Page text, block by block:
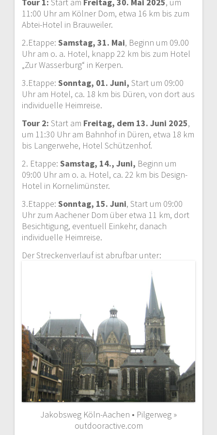
Tour 1: Start am Freitag, 30. Mai 2025, um
11:00 Uhr am Kölner Dom, etwa 16 km bis zum
Abtei-Hotel in Brauweiler.
2.Etappe: Samstag, 31. Mai, Beginn um 09.00
Uhr am o. a. Hotel, knapp 22 km bis zum Hotel
„Zur Wasserburg“ in Kerpen.
3.Etappe: Sonntag, 01. Juni, Start um 09:00
Uhr am Hotel, ca. 18 km bis Düren, von dort aus
individuelle Heimreise.
Tour 2: Start am Freitag, dem 13. Juni 2025,
um 11:30 Uhr am Bahnhof in Düren, etwa 18 km
bis Langerwehe, Hotel Schützenhof.
2. Etappe: Samstag, 14., Juni, Beginn um
09:00 Uhr am o. a. Hotel, ca. 22 km bis Design-
Hotel in Kornelimünster.
3.Etappe: Sonntag, 15. Juni, Start um 09:00
Uhr zum Aachener Dom über etwa 11 km, dort
Besichtigung, eventuell Einkehr, danach
individuelle Heimreise.
Der Streckenverlauf ist abrufbar unter:
Jakobsweg Köln-Aachen • Pilgerweg »
outdooractive.com